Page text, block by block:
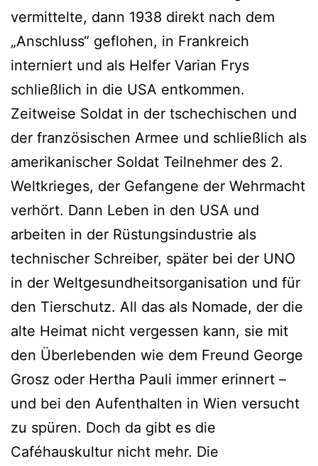
vermittelte, dann 1938 direkt nach dem
„Anschluss“ geflohen, in Frankreich
interniert und als Helfer Varian Frys
schließlich in die USA entkommen.
Zeitweise Soldat in der tschechischen und
der französischen Armee und schließlich als
amerikanischer Soldat Teilnehmer des 2.
Weltkrieges, der Gefangene der Wehrmacht
verhört. Dann Leben in den USA und
arbeiten in der Rüstungsindustrie als
technischer Schreiber, später bei der UNO
in der Weltgesundheitsorganisation und für
den Tierschutz. All das als Nomade, der die
alte Heimat nicht vergessen kann, sie mit
den Überlebenden wie dem Freund George
Grosz oder Hertha Pauli immer erinnert –
und bei den Aufenthalten in Wien versucht
zu spüren. Doch da gibt es die
Caféhauskultur nicht mehr. Die